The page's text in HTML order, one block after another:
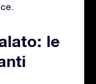
le